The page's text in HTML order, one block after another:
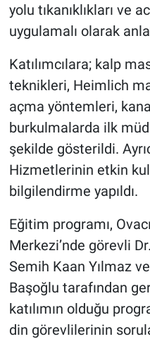
yolu tıkanıklıkları ve
uygulamalı olarak
Katılımcılara; kalp
teknikleri, Heimlich
açma yöntemleri,
burkulmalarda ilk
şekilde gösterildi.
Hizmetlerinin etkin
bilgilendirme yapıldı.
Eğitim programı,
Merkezi’nde görevli
Semih Kaan Yılmaz
Başoğlu tarafından
katılımın olduğu
din görevlilerinin